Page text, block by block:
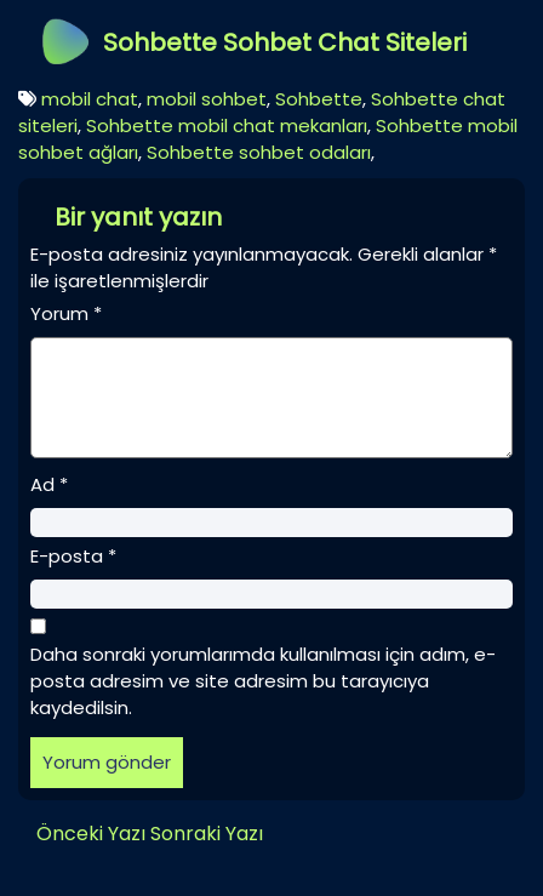
Sohbette Sohbet Chat Siteleri
mobil chat,mobil sohbet,Sohbette,Sohbette chat
siteleri,Sohbette mobil chat mekanları,Sohbette mobil
sohbet ağları,Sohbette sohbet odaları,
Bir yanıt yazın
E-posta adresiniz yayınlanmayacak. Gerekli alanlar *
ile işaretlenmişlerdir
Yorum *
Ad *
E-posta *
Daha sonraki yorumlarımda kullanılması için adım, e-
posta adresim ve site adresim bu tarayıcıya
kaydedilsin.
Önceki YazıSonraki Yazı